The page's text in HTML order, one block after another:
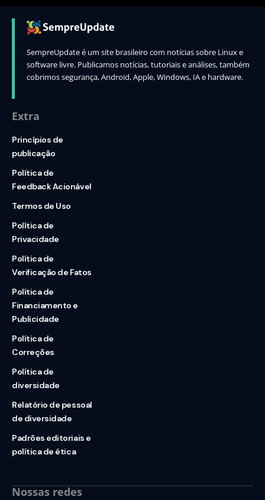
SempreUpdate é um site brasileiro com notícias sobre Linux e
software livre. Publicamos notícias, tutoriais e análises, também
cobrimos segurança, Android, Apple, Windows, IA e hardware.
Extra
Princípios de
publicação
Política de
Feedback Acionável
Termos de Uso
Política de
Privacidade
Política de
Verificação de Fatos
Política de
Financiamento e
Publicidade
Política de
Correções
Política de
diversidade
Relatório de pessoal
de diversidade
Padrões editoriais e
política de ética
Nossas redes